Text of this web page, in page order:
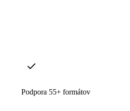
Podpora 55+ formátov